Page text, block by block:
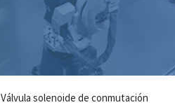
Válvula solenoide de conmutación